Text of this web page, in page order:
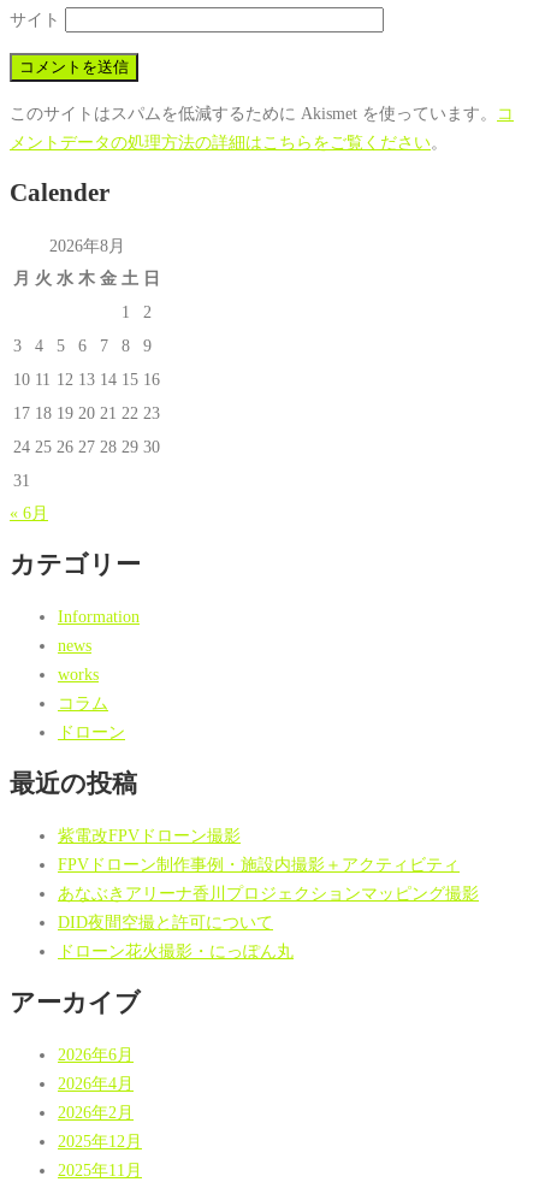
サイト
このサイトはスパムを低減するために Akismet を使っています。
コ
メントデータの処理方法の詳細はこちらをご覧ください。
Calender
2026年8月
月 火 水 木 金 土 日
1
2
3
4 5 6 7 8
9
10 11 12 13 14 15 16
17 18 19 20 21 22 23
24 25 26 27 28 29 30
31
« 6月
カテゴリー
Information
news
works
コラム
ドローン
最近の投稿
紫電改FPVドローン撮影
FPVドローン制作事例・施設内撮影＋アクティビティ
あなぶきアリーナ香川プロジェクションマッピング撮影
DID夜間空撮と許可について
ドローン花火撮影・にっぽん丸
アーカイブ
2026年6月
2026年4月
2026年2月
2025年12月
2025年11月